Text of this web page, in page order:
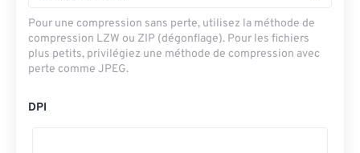
Pour une compression sans perte, utilisez la méthode de
compression LZW ou ZIP (dégonflage). Pour les fichiers
plus petits, privilégiez une méthode de compression avec
perte comme JPEG.
DPI